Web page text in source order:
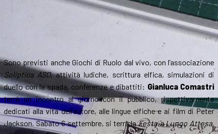
Sono previsti anche Giochi di Ruolo dal vivo, con l’associazione
Soliptica ASD, attività ludiche, scrittura elfica, simulazioni di
duello con la spada, conferenze e dibattiti: Gianluca Comastri
terrà un incontro al giorno con il pubblico, rispettivamente
dedicati alla vita dell’autore, alle lingue elfiche e ai film di Peter
Jackson. Sabato 6 settembre, si terrà laFesta a Lungo Attesa,